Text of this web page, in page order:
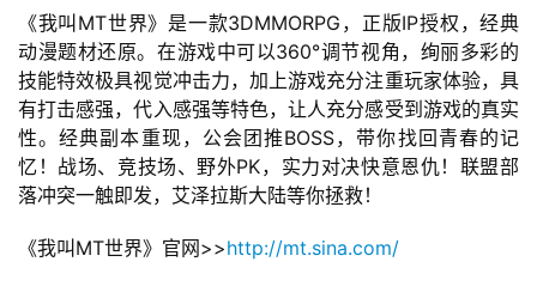
十
三
届
金
茶
奖
《我叫MT世界》是一款3DMMORPG，正版IP授权，经典
动漫题材还原。在游戏中可以360°调节视角，绚丽多彩的
技能特效极具视觉冲击力，加上游戏充分注重玩家体验，具
有打击感强，代入感强等特色，让人充分感受到游戏的真实
性。经典副本重现，公会团推BOSS，带你找回青春的记
忆！战场、竞技场、野外PK，实力对决快意恩仇！联盟部
落冲突一触即发，艾泽拉斯大陆等你拯救！
《我叫MT世界》官网>>http://mt.sina.com/